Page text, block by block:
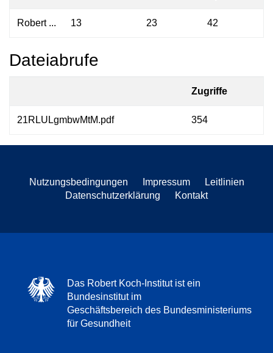
Robert ... 13 23 42
Dateiabrufe
Zugriffe
21RLULgmbwMtM.pdf 354
Nutzungsbedingungen Impressum
Leitlinien
Datenschutzerklärung
Kontakt
Das Robert Koch-Institut ist ein
Bundesinstitut im
Geschäftsbereich des Bundesministeriums
für Gesundheit